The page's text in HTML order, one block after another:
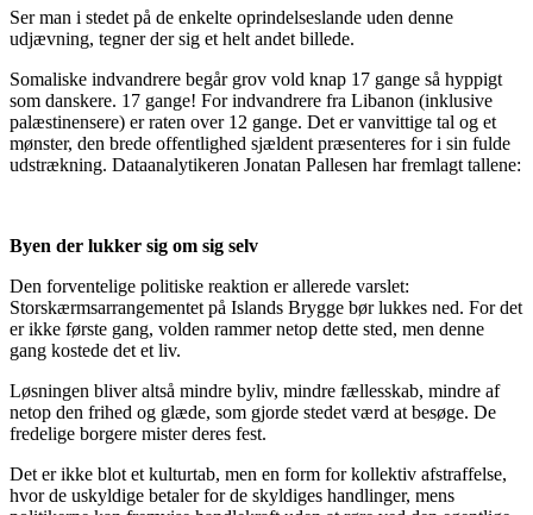
Ser man i stedet på de enkelte oprindelseslande uden denne
udjævning, tegner der sig et helt andet billede.
Somaliske indvandrere begår grov vold knap 17 gange så hyppigt
som danskere. 17 gange! For indvandrere fra Libanon (inklusive
palæstinensere) er raten over 12 gange. Det er vanvittige tal og et
mønster, den brede offentlighed sjældent præsenteres for i sin fulde
udstrækning. Dataanalytikeren Jonatan Pallesen har fremlagt tallene:
Byen der lukker sig om sig selv
Den forventelige politiske reaktion er allerede varslet:
Storskærmsarrangementet på Islands Brygge bør lukkes ned. For det
er ikke første gang, volden rammer netop dette sted, men denne
gang kostede det et liv.
Løsningen bliver altså mindre byliv, mindre fællesskab, mindre af
netop den frihed og glæde, som gjorde stedet værd at besøge. De
fredelige borgere mister deres fest.
Det er ikke blot et kulturtab, men en form for kollektiv afstraffelse,
hvor de uskyldige betaler for de skyldiges handlinger, mens